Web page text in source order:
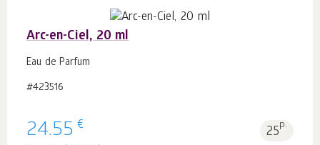
Arc-en-Ciel, 20 ml
Eau de Parfum
#423516
24.55 € 25p.